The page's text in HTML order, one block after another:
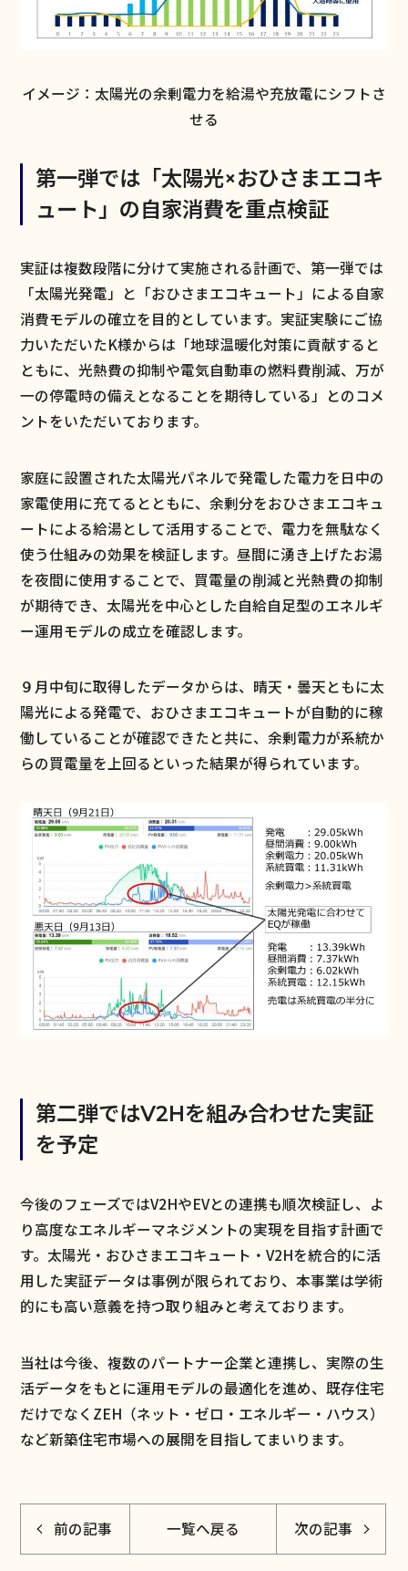
イメージ：太陽光の余剰電力を給湯や充放電にシフトさ
せる
第一弾では「太陽光×おひさまエコキ
ュート」の自家消費を重点検証
実証は複数段階に分けて実施される計画で、第一弾では
「太陽光発電」と「おひさまエコキュート」による自家
消費モデルの確立を目的としています。実証実験にご協
力いただいたK様からは「地球温暖化対策に貢献すると
ともに、光熱費の抑制や電気自動車の燃料費削減、万が
一の停電時の備えとなることを期待している」とのコメ
ントをいただいております。
家庭に設置された太陽光パネルで発電した電力を日中の
家電使用に充てるとともに、余剰分をおひさまエコキュ
ートによる給湯として活用することで、電力を無駄なく
使う仕組みの効果を検証します。昼間に湧き上げたお湯
を夜間に使用することで、買電量の削減と光熱費の抑制
が期待でき、太陽光を中心とした自給自足型のエネルギ
ー運用モデルの成立を確認します。
９月中旬に取得したデータからは、晴天・曇天ともに太
陽光による発電で、おひさまエコキュートが自動的に稼
働していることが確認できたと共に、余剰電力が系統か
らの買電量を上回るといった結果が得られています。
第二弾ではV2Hを組み合わせた実証
を予定
今後のフェーズではV2HやEVとの連携も順次検証し、よ
り高度なエネルギーマネジメントの実現を目指す計画で
す。太陽光・おひさまエコキュート・V2Hを統合的に活
用した実証データは事例が限られており、本事業は学術
的にも高い意義を持つ取り組みと考えております。
当社は今後、複数のパートナー企業と連携し、実際の生
活データをもとに運用モデルの最適化を進め、既存住宅
だけでなくZEH（ネット・ゼロ・エネルギー・ハウス）
など新築住宅市場への展開を目指してまいります。
前の記事 一覧へ戻る 次の記事